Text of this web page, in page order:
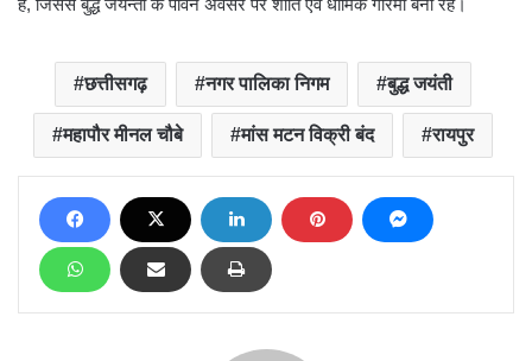
है, जिससे बुद्ध जयन्ती के पावन अवसर पर शांति एवं धार्मिक गरिमा बनी रहे।
छत्तीसगढ़ नगर पालिका निगम बुद्ध जयंती
महापौर मीनल चौबे मांस मटन विक्री बंद रायपुर